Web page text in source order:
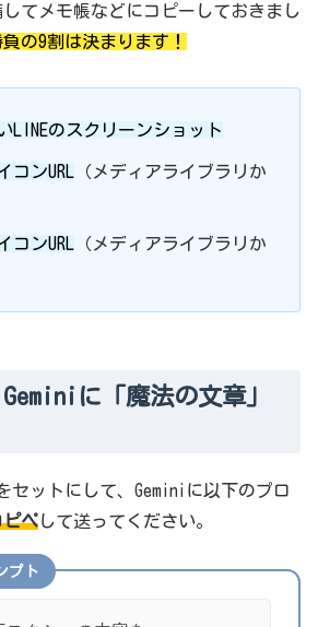
てメモ帳などにコピーしておきまし
負の9割は決まります！
LINEのスクリーンショット
ンURL
（メディアライブラリか
コンURL
（メディアライブラリか
に「魔法の文章」
セットにして、Geminiに以下のプロ
ピペして送ってください。
プト